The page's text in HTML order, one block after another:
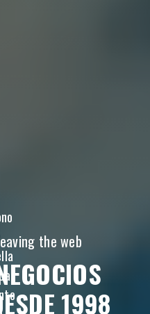
the web
1998